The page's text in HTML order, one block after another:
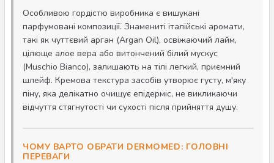
Особливою гордістю виробника є вишукані
парфумовані композиції. Знамениті італійські аромати,
такі як чуттєвий арган (Argan Oil), освіжаючий лайм,
цілюще алое вера або витончений білий мускус
(Muschio Bianco), залишають на тілі легкий, приємний
шлейф. Кремова текстура засобів утворює густу, м'яку
піну, яка делікатно очищує епідерміс, не викликаючи
відчуття стягнутості чи сухості після прийняття душу.
ЧОМУ ВАРТО ОБРАТИ DERMOMED: ГОЛОВНІ
ПЕРЕВАГИ